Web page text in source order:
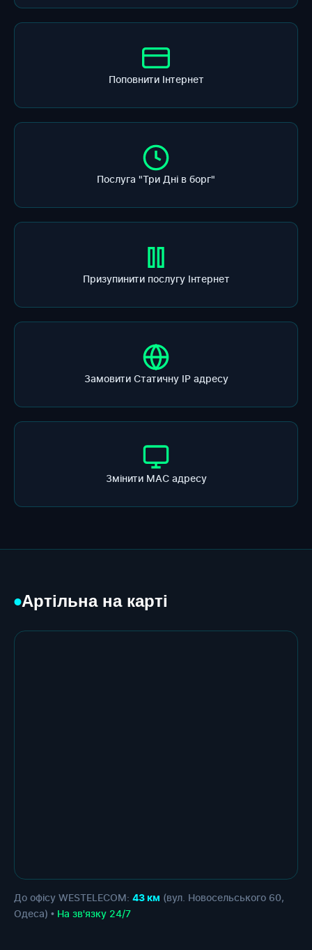
Поповнити Інтернет
Послуга "Три Дні в борг"
Призупинити послугу Інтернет
Замовити Статичну ІР адресу
Змінити МАС адресу
●Артільна на карті
До офісу WESTELECOM: 43 км (вул. Новосельського 60,
Одеса) • На зв'язку 24/7